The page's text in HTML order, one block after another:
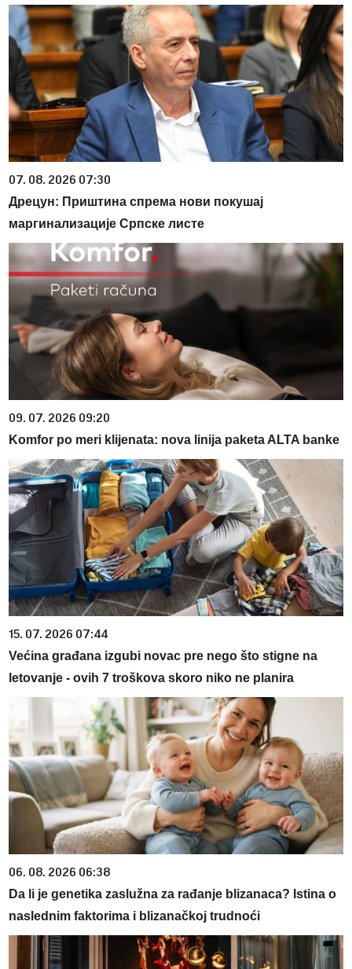
07. 08. 2026 07:30
Дрецун: Приштина спрема нови покушај
маргинализације Српске листе
09. 07. 2026 09:20
Komfor po meri klijenata: nova linija paketa ALTA banke
15. 07. 2026 07:44
Većina građana izgubi novac pre nego što stigne na
letovanje - ovih 7 troškova skoro niko ne planira
06. 08. 2026 06:38
Da li je genetika zaslužna za rađanje blizanaca? Istina o
naslednim faktorima i blizanačkoj trudnoći